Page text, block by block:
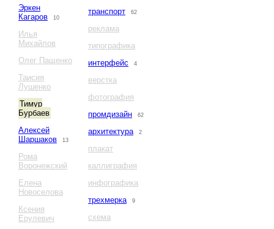
Эркен
Кагаров
10
Илья
Михайлов
Олег Пащенко
Таисия
Лушенко
Тимур
Бурбаев
Алексей
Шаршаков
13
Рома
Воронежский
Елена
Новоселова
Ксения
Ерулевич
транспорт
62
реклама
типографика
интерфейс
4
верстка
фотография
промдизайн
62
архитектура 2
плакат
каллиграфия
инфографика
трехмерка
9
схема